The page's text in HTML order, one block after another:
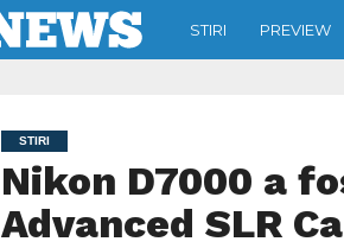
STIRI PREVIEW
STIRI
Nikon D7000 a
Advanced SLR